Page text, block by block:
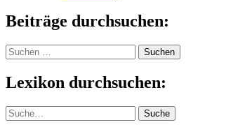
Beiträge durchsuchen:
Suchen
nach:
Lexikon durchsuchen:
Suche Suche